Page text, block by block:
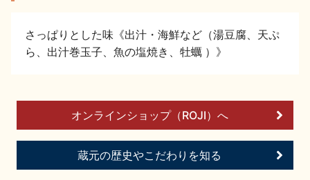
地酒蔵元会WEB展示会 地酒蔵元会利酒会
美味しい地酒の選び方
さっぱりとした味《出汁・海鮮など（湯豆腐、天ぷ
ら、出汁巻玉子、魚の塩焼き、牡蠣 ）》
オンラインショップ（ROJI）へ
蔵元の歴史やこだわりを知る